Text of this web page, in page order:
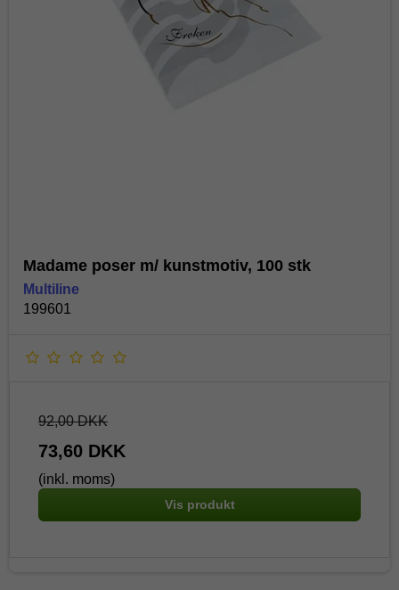
Madame poser m/ kunstmotiv, 100 stk
Multiline
199601
92,00 DKK
73,60 DKK
(inkl. moms)
Vis produkt